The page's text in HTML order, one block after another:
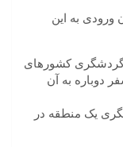
ورودی به این
کشورهای
دوباره به آن
یک منطقه در